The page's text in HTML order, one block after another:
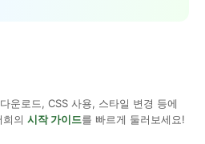
운로드, CSS 사용, 스타일 변경 등에
의 시작 가이드를 빠르게 둘러보세요!